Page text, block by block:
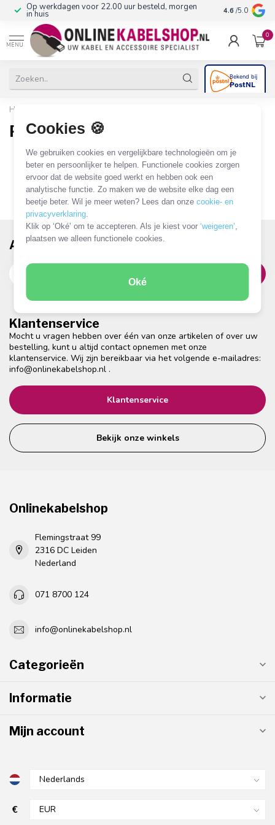
Cookies 🍪
We gebruiken cookies en vergelijkbare technologieën om je
beter en persoonlijker te helpen. Functionele cookies zorgen
ervoor dat de website goed werkt en hebben ook een
analytische functie. Zo maken we de website elke dag een
beetje beter. Wil je meer weten? Lees dan onzecookie- en
privacyverklaring.
Klik op ‘Oké’ om te accepteren. Als je kiest voor‘weigeren’,
plaatsen we alleen functionele cookies.
Oké
Op werkdagen voor 22.00 uur besteld, morgen
in huis 10+jaar
4.6 /5.0
MENU
0
Home
Python
0 PRODUCTEN
Klantenservice
Mocht u vragen hebben over één van onze artikelen of over uw
bestelling, kunt u altijd contact opnemen met onze
klantenservice. Wij zijn bereikbaar via het volgende e-mailadres:
info@onlinekabelshop.nl .
Klantenservice
Bekijk onze winkels
Abonneer je op onze nieuwsbrief!
Onlinekabelshop
Flemingstraat 99
2316 DC Leiden
Nederland
071 8700 124
info@onlinekabelshop.nl
Categorieën
Informatie
Mijn account
€